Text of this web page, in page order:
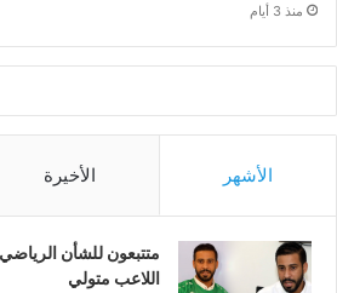
منذ 3 أيام
الأشهر الأخيرة
متتبعون للشأن
اللاعب متولي